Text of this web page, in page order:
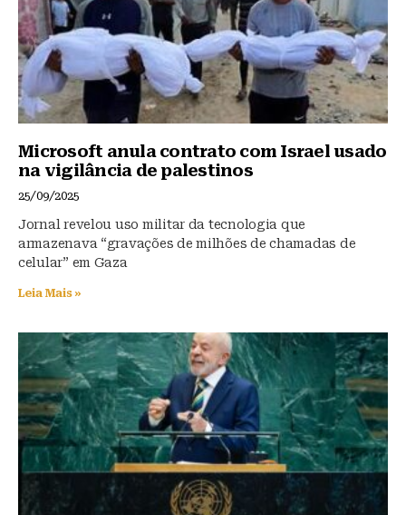
Microsoft anula contrato com Israel usado
na vigilância de palestinos
25/09/2025
Jornal revelou uso militar da tecnologia que
armazenava “gravações de milhões de chamadas de
celular” em Gaza
Leia Mais »